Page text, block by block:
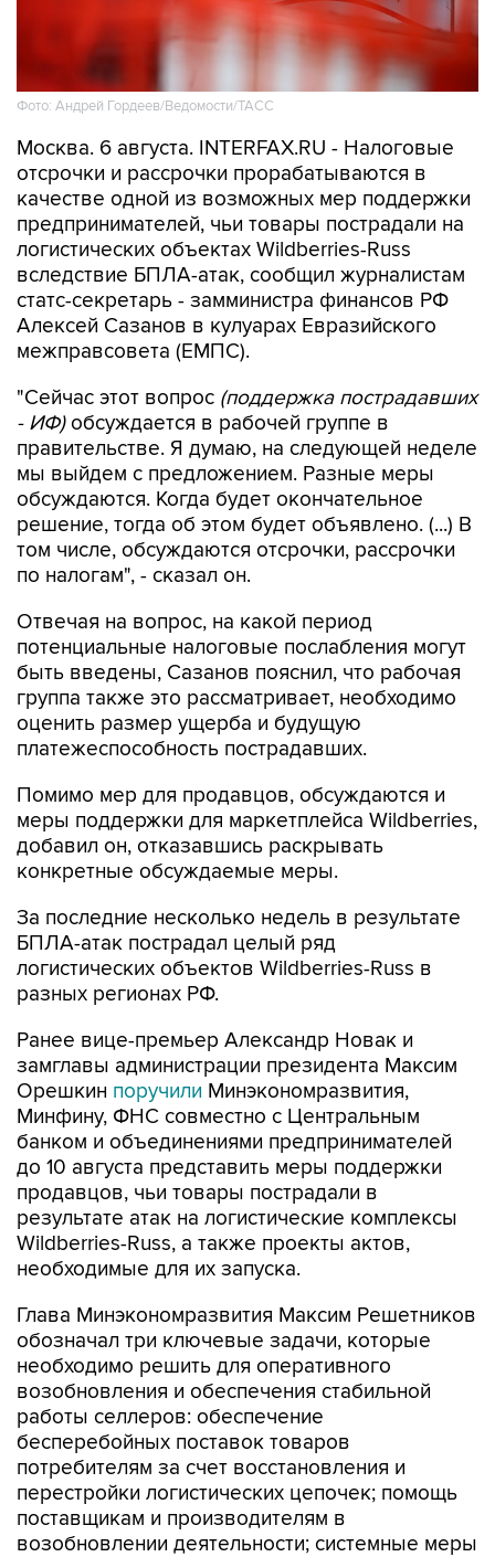
Фото: Андрей Гордеев/Ведомости/ТАСС
Москва. 6 августа. INTERFAX.RU - Налоговые
отсрочки и рассрочки прорабатываются в
качестве одной из возможных мер поддержки
предпринимателей, чьи товары пострадали на
логистических объектах Wildberries-Russ
вследствие БПЛА-атак, сообщил журналистам
статс-секретарь - замминистра финансов РФ
Алексей Сазанов в кулуарах Евразийского
межправсовета (ЕМПС).
"Сейчас этот вопрос (поддержка пострадавших
- ИФ)обсуждается в рабочей группе в
правительстве. Я думаю, на следующей неделе
мы выйдем с предложением. Разные меры
обсуждаются. Когда будет окончательное
решение, тогда об этом будет объявлено. (...) В
том числе, обсуждаются отсрочки, рассрочки
по налогам", - сказал он.
Отвечая на вопрос, на какой период
потенциальные налоговые послабления могут
быть введены, Сазанов пояснил, что рабочая
группа также это рассматривает, необходимо
оценить размер ущерба и будущую
платежеспособность пострадавших.
Помимо мер для продавцов, обсуждаются и
меры поддержки для маркетплейса Wildberries,
добавил он, отказавшись раскрывать
конкретные обсуждаемые меры.
За последние несколько недель в результате
БПЛА-атак пострадал целый ряд
логистических объектов Wildberries-Russ в
разных регионах РФ.
Ранее вице-премьер Александр Новак и
замглавы администрации президента Максим
Орешкин поручили Минэкономразвития,
Минфину, ФНС совместно с Центральным
банком и объединениями предпринимателей
до 10 августа представить меры поддержки
продавцов, чьи товары пострадали в
результате атак на логистические комплексы
Wildberries-Russ, а также проекты актов,
необходимые для их запуска.
Глава Минэкономразвития Максим Решетников
обозначал три ключевые задачи, которые
необходимо решить для оперативного
возобновления и обеспечения стабильной
работы селлеров: обеспечение
бесперебойных поставок товаров
потребителям за счет восстановления и
перестройки логистических цепочек; помощь
поставщикам и производителям в
возобновлении деятельности; системные меры